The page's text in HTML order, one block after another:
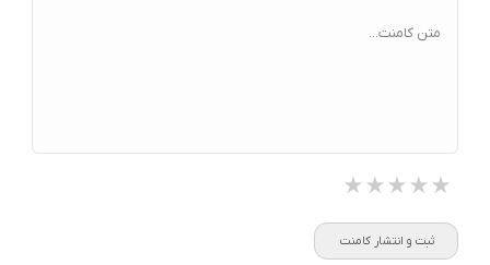
متن کامنت...
★★★★★
★★★★★
★★★★★
ثبت و انتشار کامنت